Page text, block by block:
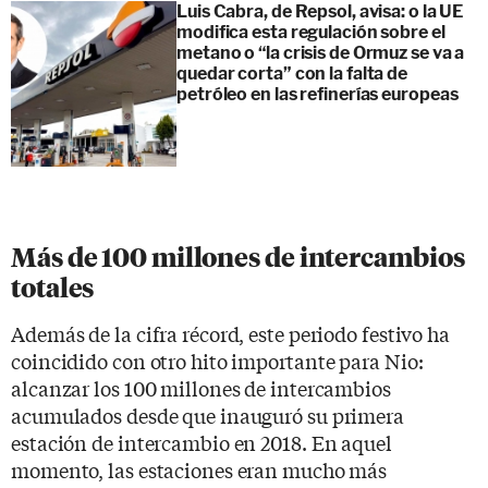
Luis Cabra, de Repsol, avisa: o la UE
modifica esta regulación sobre el
metano o “la crisis de Ormuz se va a
quedar corta” con la falta de
petróleo en las refinerías europeas
Más de 100 millones de intercambios
totales
Además de la cifra récord, este periodo festivo ha
coincidido con otro hito importante para Nio:
alcanzar los 100 millones de intercambios
acumulados desde que inauguró su primera
estación de intercambio en 2018. En aquel
momento, las estaciones eran mucho más